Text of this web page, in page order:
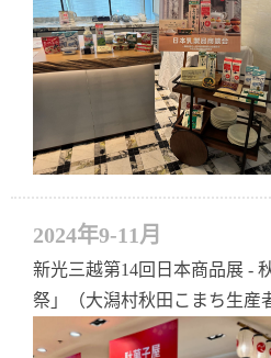
2024年9-11月
新光三越第14回日本商品展 -
祭」（大潟村秋田こまち生産